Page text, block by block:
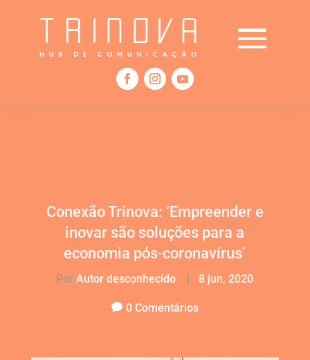
Conexão Trinova: ‘Empreender e
inovar são soluções para a
economia pós-coronavírus’
Por Autor desconhecido | 8 jun, 2020
0 Comentários